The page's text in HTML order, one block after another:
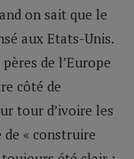
on sait que le
aux Etats-Unis.
de l’Europe
côté de
tour d’ivoire les
de « construire